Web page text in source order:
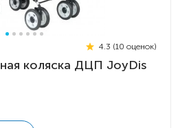
4.3 (10 оценок)
коляска ДЦП JoyDis